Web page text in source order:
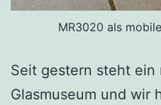
MR3020 als
Seit gestern steht ein
Glasmuseum und wir